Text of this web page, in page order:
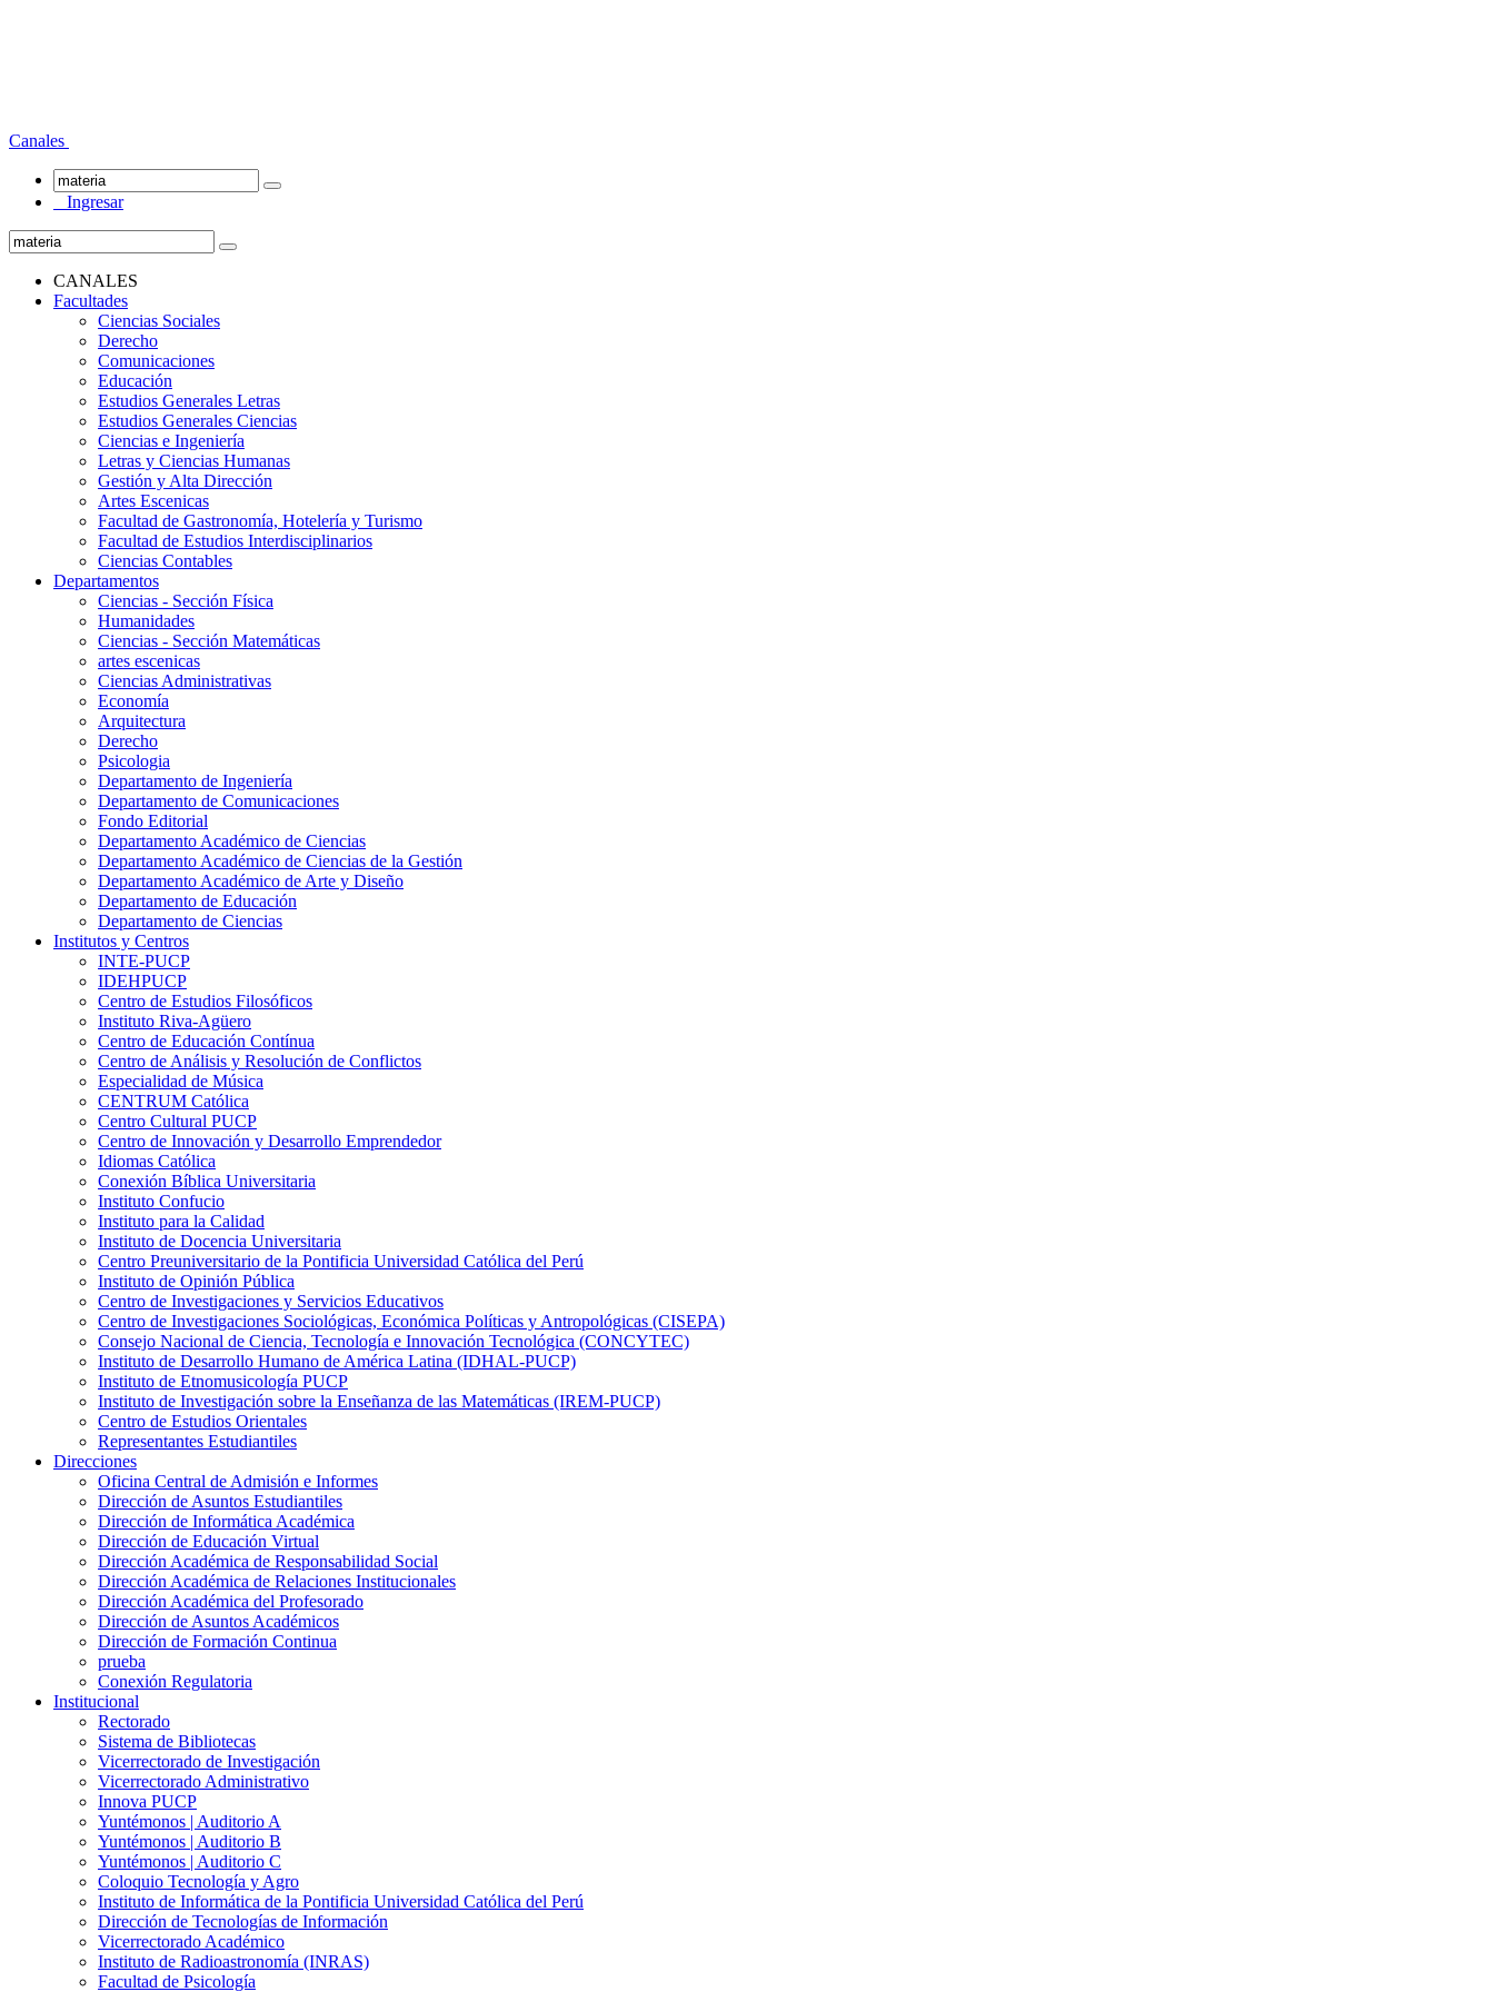
Canales
Ingresar
CANALES
Facultades
Ciencias Sociales
Derecho
Comunicaciones
Educación
Estudios Generales Letras
Estudios Generales Ciencias
Ciencias e Ingeniería
Letras y Ciencias Humanas
Gestión y Alta Dirección
Artes Escenicas
Facultad de Gastronomía, Hotelería y Turismo
Facultad de Estudios Interdisciplinarios
Ciencias Contables
Departamentos
Ciencias - Sección Física
Humanidades
Ciencias - Sección Matemáticas
artes escenicas
Ciencias Administrativas
Economía
Arquitectura
Derecho
Psicologia
Departamento de Ingeniería
Departamento de Comunicaciones
Fondo Editorial
Departamento Académico de Ciencias
Departamento Académico de Ciencias de la Gestión
Departamento Académico de Arte y Diseño
Departamento de Educación
Departamento de Ciencias
Institutos y Centros
INTE-PUCP
IDEHPUCP
Centro de Estudios Filosóficos
Instituto Riva-Agüero
Centro de Educación Contínua
Centro de Análisis y Resolución de Conflictos
Especialidad de Música
CENTRUM Católica
Centro Cultural PUCP
Centro de Innovación y Desarrollo Emprendedor
Idiomas Católica
Conexión Bíblica Universitaria
Instituto Confucio
Instituto para la Calidad
Instituto de Docencia Universitaria
Centro Preuniversitario de la Pontificia Universidad Católica del Perú
Instituto de Opinión Pública
Centro de Investigaciones y Servicios Educativos
Centro de Investigaciones Sociológicas, Económica Políticas y Antropológicas (CISEPA)
Consejo Nacional de Ciencia, Tecnología e Innovación Tecnológica (CONCYTEC)
Instituto de Desarrollo Humano de América Latina (IDHAL-PUCP)
Instituto de Etnomusicología PUCP
Instituto de Investigación sobre la Enseñanza de las Matemáticas (IREM-PUCP)
Centro de Estudios Orientales
Representantes Estudiantiles
Direcciones
Oficina Central de Admisión e Informes
Dirección de Asuntos Estudiantiles
Dirección de Informática Académica
Dirección de Educación Virtual
Dirección Académica de Responsabilidad Social
Dirección Académica de Relaciones Institucionales
Dirección Académica del Profesorado
Dirección de Asuntos Académicos
Dirección de Formación Continua
prueba
Conexión Regulatoria
Institucional
Rectorado
Sistema de Bibliotecas
Vicerrectorado de Investigación
Vicerrectorado Administrativo
Innova PUCP
Yuntémonos | Auditorio A
Yuntémonos | Auditorio B
Yuntémonos | Auditorio C
Coloquio Tecnología y Agro
Instituto de Informática de la Pontificia Universidad Católica del Perú
Dirección de Tecnologías de Información
Vicerrectorado Académico
Instituto de Radioastronomía (INRAS)
Facultad de Psicología